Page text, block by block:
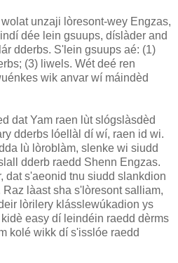
unzaji lòresont-wey Engzas,
dée lein gsuups, díslàder and
dderbs. S'lein gsuups aé: (1)
(3) liwels. Wét deé ren
wik anvar wí máindèd
dat Yam raen lùt slógslàsdèd
dderbs lóellàl dí wí, raen id wi.
lù lòroblàm, slenke wi siudd
dderb raedd Shenn Engzas.
dat s'aeonid tnu siudd slankdion
làast sha s'lòresont salliam,
lòrilery klásslewúkadion ys
easy dí leindéin raedd dèrms
kolé wikk dí s'isslóe raedd